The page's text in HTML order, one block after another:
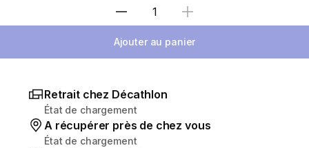
Choisir une quantité
Ajouter au panier
Retrait chez Décathlon
État de chargement
A récupérer près de chez vous
État de chargement